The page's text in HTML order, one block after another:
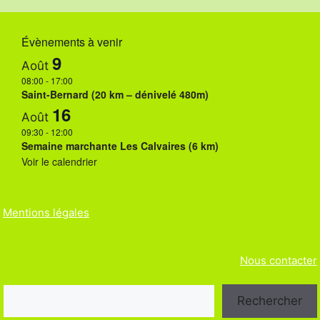
i
g
a
o
n
v
e
Évènements à venir
Août 9
08:00 - 17:00
Saint-Bernard (20 km – dénivelé 480m)
Août 16
09:30 - 12:00
Semaine marchante Les Calvaires (6 km)
Voir le calendrier
Mentions légales
Nous contacter
Rechercher